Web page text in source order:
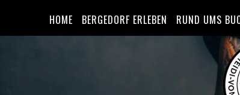
HOME BERGEDORF ERLEBEN RUND UMS